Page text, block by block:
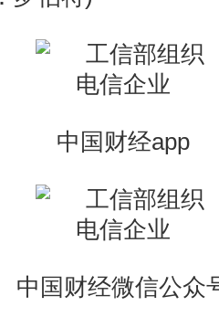
中国财经app
中国财经微信公众